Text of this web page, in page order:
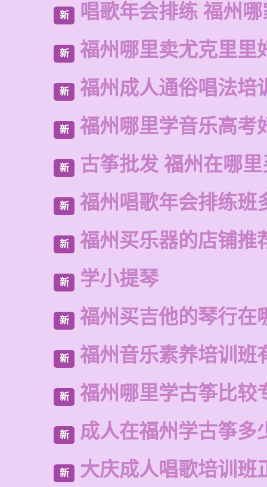
新 唱歌年会排练 福州
新 福州哪里卖尤克里里
新 福州成人通俗唱法培
新 福州哪里学音乐高考
新 古筝批发 福州在哪
新 福州唱歌年会排练班
新 福州买乐器的店铺推
新 学小提琴
新 福州买吉他的琴行在
新 福州音乐素养培训班
新 福州哪里学古筝比较
新 成人在福州学古筝多
新 大庆成人唱歌培训班